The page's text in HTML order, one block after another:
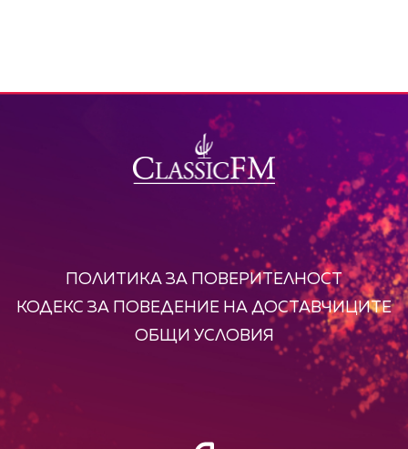
ПОЛИТИКА ЗА ПОВЕРИТЕЛНОСТ
КОДЕКС ЗА ПОВЕДЕНИЕ НА ДОСТАВЧИЦИТЕ
ОБЩИ УСЛОВИЯ